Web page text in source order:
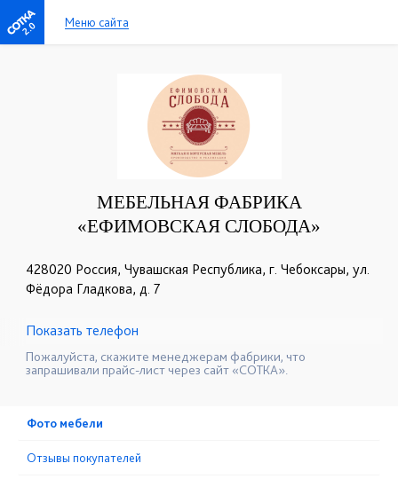
2.0 Меню сайта
МЕБЕЛЬНАЯ ФАБРИКА
«ЕФИМОВСКАЯ СЛОБОДА»
428020 Россия, Чувашская Республика, г. Чебоксары, ул.
Фёдора Гладкова, д. 7
☎+7 (8352) 57-41-38
Показать телефон
Пожалуйста, скажите менеджерам фабрики, что
запрашивали прайс-лист через сайт «СОТКА».
Фото мебели
Отзывы покупателей